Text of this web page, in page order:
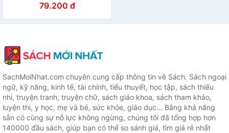
thành công dành cho học
sinh thiên tài
79.200 đ
SachMoiNhat.com chuyên cung cấp thông tin về Sách. Sách ngoại
ngữ, kỹ năng, kinh tế, tài chính, tiểu thuyết, học tập, sách thiếu
nhi, truyện tranh, truyện chữ, sách giáo khoa, sách tham khảo,
luyện thi, y học, mẹ và bé, sức khỏe, giáo dục... Bằng khả năng
sẵn có cùng sự nỗ lực không ngừng, chúng tôi đã tổng hợp hơn
140000 đầu sách, giúp bạn có thể so sánh giá, tìm giá rẻ nhất